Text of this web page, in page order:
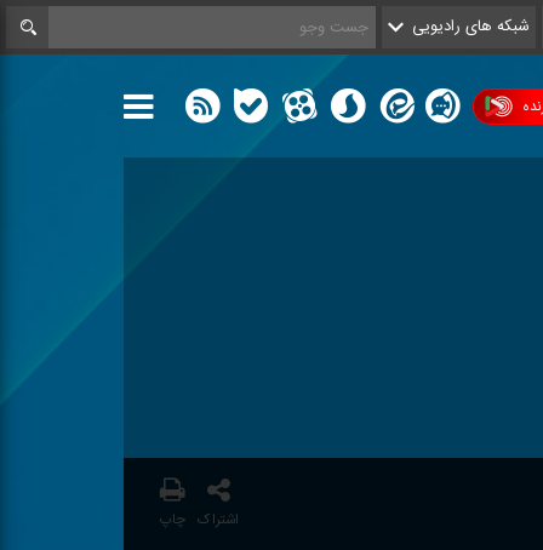
شبکه های رادیویی
اشتراک چاپ